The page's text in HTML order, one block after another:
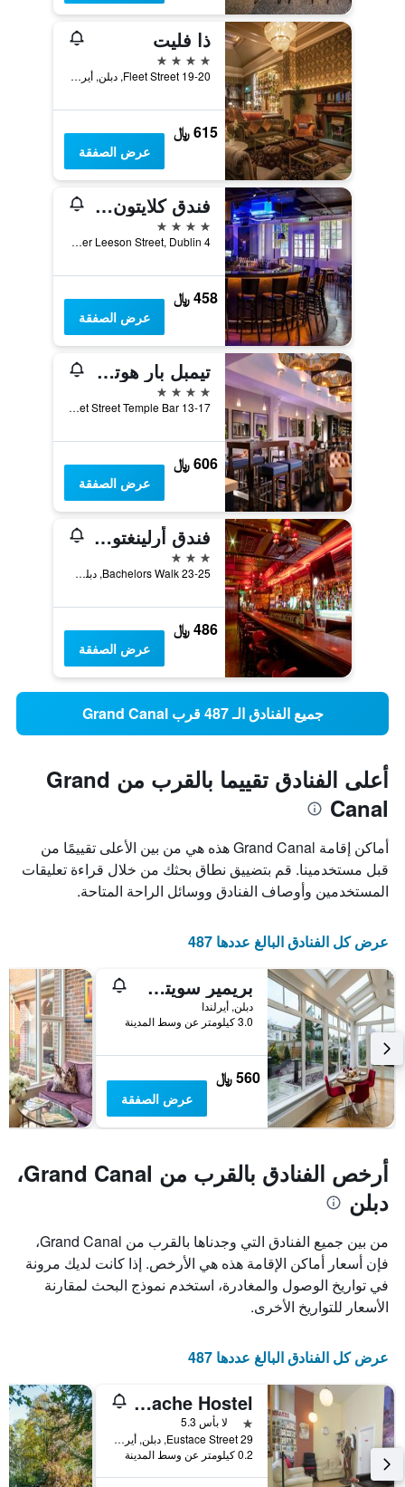
ذا فليت
4 نجوم
19-20 Fleet Street, دبلن, أيرلندا
615 ﷼
عرض الصفقة
فندق كلايتون برلنغتون رود
4 نجوم
Burlington Road, Upper Leeson Street, Dublin 4, دبلن, أيرلندا
458 ﷼
عرض الصفقة
تيمبل بار هوتل دوبلين باي ذا أنليميتد كوليكشن
4 نجوم
13-17 Fleet Street Temple Bar, دبلن, أيرلندا
606 ﷼
عرض الصفقة
فندق أرلينغتون أوكونيل بريدج
3 نجوم
23-25 Bachelors Walk, دبلن, أيرلندا
486 ﷼
عرض الصفقة
جميع الفنادق الـ 487 قرب Grand Canal
أعلى الفنادق تقييما بالقرب من Grand
Canal
أماكن إقامة Grand Canal هذه هي من بين الأعلى تقييمًا من
قبل مستخدمينا. قم بتضييق نطاق بحثك من خلال قراءة تعليقات
المستخدمين وأوصاف الفنادق ووسائل الراحة المتاحة.
عرض كل الفنادق البالغ عددها 487
بريمير سويتس دبلن بولزبريدج
دبلن, أيرلندا
3.0 كيلومتر عن وسط المدينة
560 ﷼
عرض الصفقة
أرخص الفنادق بالقرب من Grand Canal،
دبلن
من بين جميع الفنادق التي وجدناها بالقرب من Grand Canal،
فإن أسعار أماكن الإقامة هذه هي الأرخص. إذا كانت لديك مرونة
في تواريخ الوصول والمغادرة، استخدم نموذج البحث لمقارنة
الأسعار للتواريخ الأخرى.
عرض كل الفنادق البالغ عددها 487
The Apache Hostel
نجمة واحدة
لا بأس 5.3
29 Eustace Street, دبلن, أيرلندا
0.2 كيلومتر عن وسط المدينة